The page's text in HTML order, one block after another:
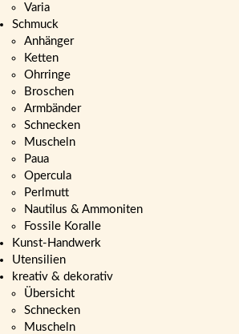
Varia
Schmuck
Anhänger
Ketten
Ohrringe
Broschen
Armbänder
Schnecken
Muscheln
Paua
Opercula
Perlmutt
Nautilus & Ammoniten
Fossile Koralle
Kunst-Handwerk
Utensilien
kreativ & dekorativ
Übersicht
Schnecken
Muscheln